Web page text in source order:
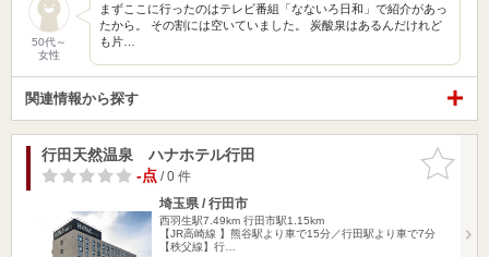
50代～
女性
まずここに行ったのはテレビ番組「なないろ日和」で紹介があっ
たから。 その割には空いていました。 炭酸泉はあるんだけれど
も片…
関連情報から探す
お気に入
りに追加
行田天然温泉 ハナホテル行田
-点/ 0 件
埼玉県 / 行田市
西羽生駅7.49km 行田市駅1.15km
【JR高崎線 】熊谷駅より車で15分／行田駅より車で7分
【秩父線】行…